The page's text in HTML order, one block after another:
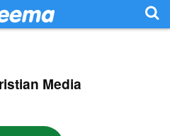
Media